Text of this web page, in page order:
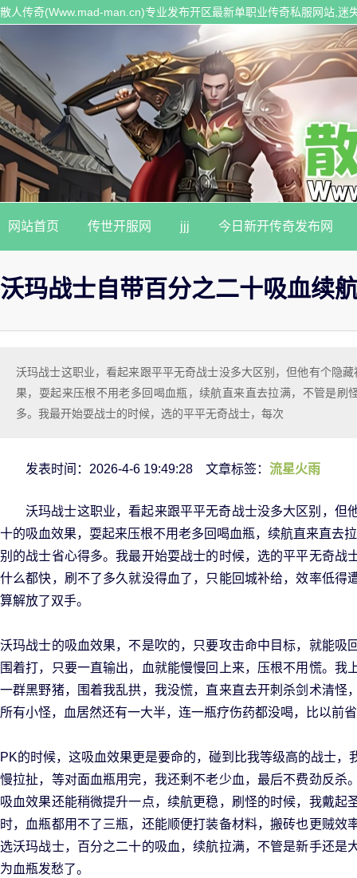
散人传奇(Www.mad-man.cn)专业发布开区最新单职业传奇私服网站,
网站首页 传世开服网 jjj 今日新开传奇发布网
沃玛战士自带百分之二十吸血续
沃玛战士这职业，看起来跟平平无奇战士没多大区别，但他有个隐
果，耍起来压根不用老多回喝血瓶，续航直来直去拉满，不管是刷
多。我最开始耍战士的时候，选的平平无奇战士，每次
发表时间：2026-4-6 19:49:28 文章标签： 流星火雨
沃玛战士这职业，看起来跟平平无奇战士没多大区别，但
十的吸血效果，耍起来压根不用老多回喝血瓶，续航直来直去
别的战士省心得多。我最开始耍战士的时候，选的平平无奇战
什么都快，刷不了多久就没得血了，只能回城补给，效率低得
算解放了双手。
沃玛战士的吸血效果，不是吹的，只要攻击命中目标，就能吸
围着打，只要一直输出，血就能慢慢回上来，压根不用慌。我
一群黑野猪，围着我乱拱，我没慌，直来直去开刺杀剑术清怪
所有小怪，血居然还有一大半，连一瓶疗伤药都没喝，比以前
PK的时候，这吸血效果更是要命的，碰到比我等级高的战士，
慢拉扯，等对面血瓶用完，我还剩不老少血，最后不费劲反杀
吸血效果还能稍微提升一点，续航更稳，刷怪的时候，我戴起
时，血瓶都用不了三瓶，还能顺便打装备材料，搬砖也更贼效
选沃玛战士，百分之二十的吸血，续航拉满，不管是新手还是
为血瓶发愁了。